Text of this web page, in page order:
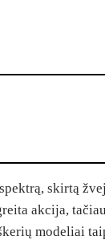
skirtą
akcija,
modeliai